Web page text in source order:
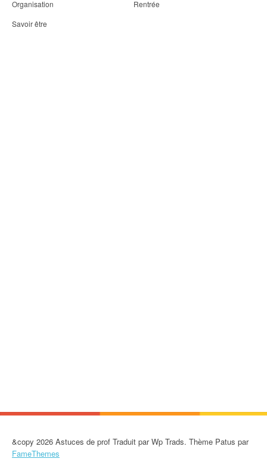
Organisation
Rentrée
Savoir être
&copy 2026 Astuces de prof Traduit par Wp Trads. Thème Patus par
FameThemes